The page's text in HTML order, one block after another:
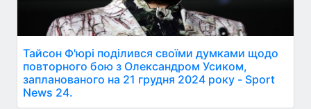
Тайсон Ф'юрі поділився своїми думками щодо
повторного бою з Олександром Усиком,
запланованого на 21 грудня 2024 року - Sport
News 24.